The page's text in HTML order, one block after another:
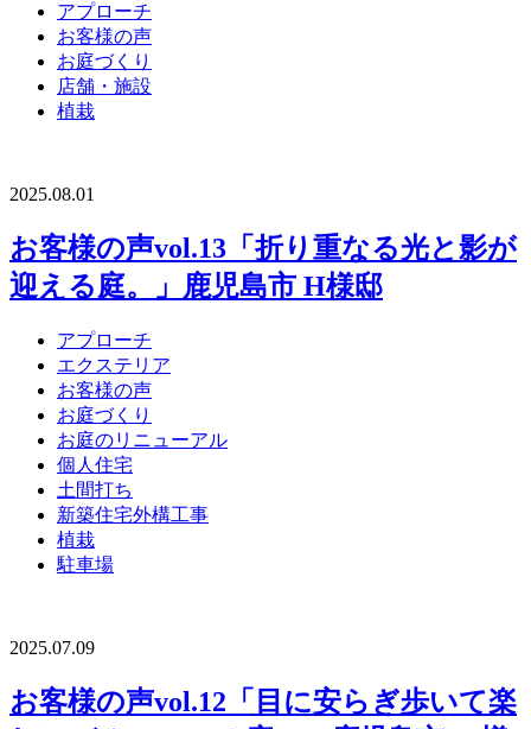
アプローチ
お客様の声
お庭づくり
店舗・施設
植栽
2025.08.01
お客様の声vol.13「折り重なる光と影が
迎える庭。」鹿児島市 H様邸
アプローチ
エクステリア
お客様の声
お庭づくり
お庭のリニューアル
個人住宅
土間打ち
新築住宅外構工事
植栽
駐車場
2025.07.09
お客様の声vol.12「目に安らぎ歩いて楽